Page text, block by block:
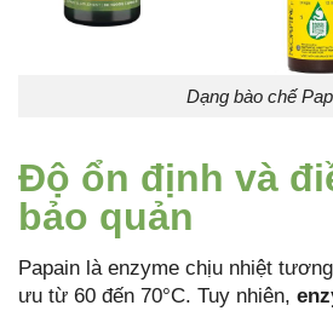
Dạng bào chế
Độ ổn định và
bảo quản
Papain là enzyme chịu nhiệt
ưu từ 60 đến 70°C. Tuy nhiên,